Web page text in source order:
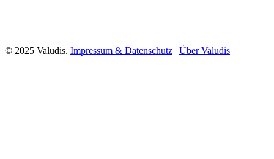
© 2025 Valudis. Impressum & Datenschutz | Über Valudis